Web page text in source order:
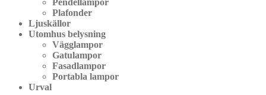
Plafonder
Ljuskällor
Utomhus belysning
Vägglampor
Gatulampor
Fasadlampor
Portabla lampor
Urval